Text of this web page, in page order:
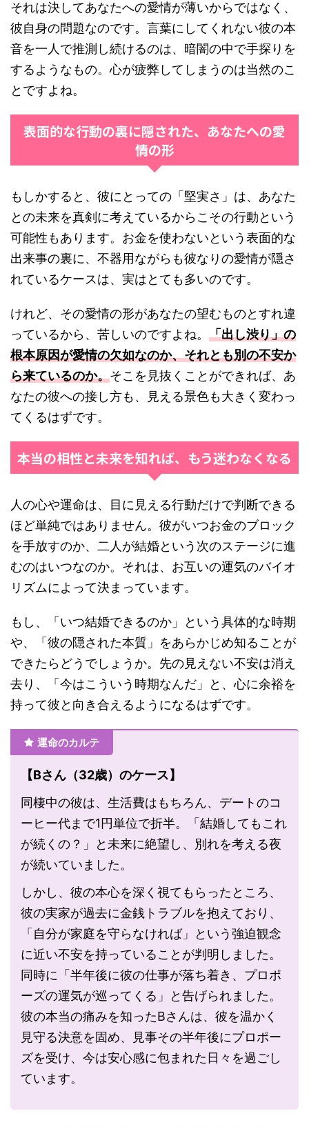
それは決してあなたへの愛情が薄いからではなく、
彼自身の問題なのです。言葉にしてくれない彼の本
音を一人で推測し続けるのは、暗闇の中で手探りを
するようなもの。心が疲弊してしまうのは当然のこ
とですよね。
表面的な行動の裏に隠された、あなたへの愛
情の形
もしかすると、彼にとっての「堅実さ」は、あなた
との未来を真剣に考えているからこその行動という
可能性もあります。お金を使わないという表面的な
出来事の裏に、不器用ながらも彼なりの愛情が隠さ
れているケースは、実はとても多いのです。
けれど、その愛情の形があなたの望むものとすれ違
っているから、苦しいのですよね。 「出し渋り」の
根本原因が愛情の欠如なのか、それとも別の不安か
ら来ているのか。そこを見抜くことができれば、あ
なたの彼への接し方も、見える景色も大きく変わっ
てくるはずです。
本当の相性と未来を知れば、もう迷わなくなる
人の心や運命は、目に見える行動だけで判断できる
ほど単純ではありません。彼がいつお金のブロック
を手放すのか、二人が結婚という次のステージに進
むのはいつなのか。それは、お互いの運気のバイオ
リズムによって決まっています。
もし、「いつ結婚できるのか」という具体的な時期
や、「彼の隠された本質」をあらかじめ知ることが
できたらどうでしょうか。先の見えない不安は消え
去り、「今はこういう時期なんだ」と、心に余裕を
持って彼と向き合えるようになるはずです。
運命のカルテ
【Bさん（32歳）のケース】
同棲中の彼は、生活費はもちろん、デートのコ
ーヒー代まで1円単位で折半。「結婚してもこれ
が続くの？」と未来に絶望し、別れを考える夜
が続いていました。
しかし、彼の本心を深く視てもらったところ、
彼の実家が過去に金銭トラブルを抱えており、
「自分が家庭を守らなければ」という強迫観念
に近い不安を持っていることが判明しました。
同時に「半年後に彼の仕事が落ち着き、プロポ
ーズの運気が巡ってくる」と告げられました。
彼の本当の痛みを知ったBさんは、彼を温かく
見守る決意を固め、見事その半年後にプロポー
ズを受け、今は安心感に包まれた日々を過ごし
ています。